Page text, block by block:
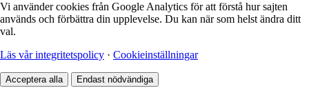
Vi använder cookies från Google Analytics för att förstå hur sajten
används och förbättra din upplevelse. Du kan när som helst ändra ditt
val.
Läs vår integritetspolicy · Cookieinställningar
Acceptera alla Endast nödvändiga